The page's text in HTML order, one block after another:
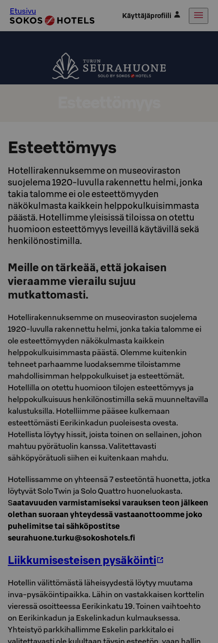
Etusivu Käyttäjäprofiili
Esteettömyys
Hotellirakennuksemme on museoviraston
suojelema 1920-luvulla rakennettu helmi, jonka
takia talomme ei ole esteettömyyden
näkökulmasta kaikkein helppokulkuisimmasta
päästä. Hotellimme yleisissä tiloissa on otettu
huomioon esteettömyys leveillä käytävillä sekä
henkilönostimilla.
Meille on tärkeää, että jokaisen
vieraamme vierailu sujuu
mutkattomasti.
Hotellirakennuksemme on museoviraston suojelema
1920-luvulla rakennettu helmi, jonka takia talomme ei
ole esteettömyyden näkökulmasta kaikkein
helppokulkuisimmasta päästä. Olemme kuitenkin
tehneet parhaamme luodaksemme tiloistamme
mahdollisimman helppokulkuiset ja esteettömät.
Hotellilla on otettu huomioon tilojen esteettömyys ja
helppokulkuisuus henkilönostimilla sekä muunneltavilla
kalustuksilla. Hotelliimme pääsee kulkemaan
esteettömästi Eerikinkadun puoleisesta ovesta.
Hotellista löytyy hissit, joista toinen on sellainen, johon
mahtuu pyörätuolin kanssa. Valitettavasti
sähköpyörätuoli siihen ei kuitenkaan mahdu.
Hotellissamme on yhteensä 7 esteetöntä huonetta, jotka
löytyvät Solo Twin ja Solo Quattro huoneluokasta.
Saatavuuden varmistamiseksi varauksen teon jälkeen
olethan suoraan yhteydessä vastaanottoomme joko
puhelimitse tai sähköpostitse
seurahuone.turku@sokoshotels.fi
Liikkumisesteisen pysäköinti
Hotellin välittömästä läheisyydestä löytyy muutama
inva-pysäköintipaikka. Lähin on vastakkaisen korttelin
vieressä osoitteessa Eerikinkatu 19. Toinen vaihtoehto
on Eerikinkadun ja Eskelinkadun kulmauksessa.
Yhteistyö parkkihallimme Eskelin parkkitalo ei
valitettavasti ole kulultaan täysin esteetön, vaan hallin